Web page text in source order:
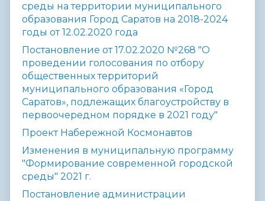
среды на территории муниципального
образования Город Саратов на 2018-2024
годы от 12.02.2020 года
Постановление от 17.02.2020 №268 "О
проведении голосования по отбору
общественных территорий
муниципального образования «Город
Саратов», подлежащих благоустройству в
первоочередном порядке в 2021 году"
Проект Набережной Космонавтов
Изменения в муниципальную программу
"Формирование современной городской
среды" 2021 г.
Постановление администрации